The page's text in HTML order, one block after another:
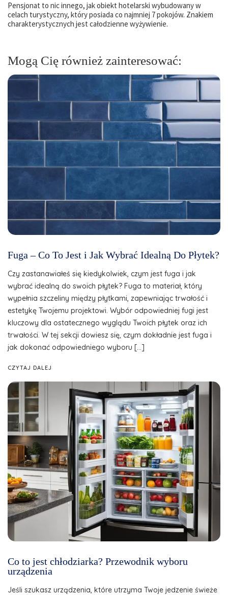
Pensjonat to nic innego, jak obiekt hotelarski wybudowany w
celach turystyczny, który posiada co najmniej 7 pokojów. Znakiem
charakterystycznych jest całodzienne wyżywienie.
Mogą Cię również zainteresować:
Fuga – Co To Jest i Jak Wybrać Idealną Do Płytek?
Czy zastanawiałeś się kiedykolwiek, czym jest fuga i jak
wybrać idealną do swoich płytek? Fuga to materiał, który
wypełnia szczeliny między płytkami, zapewniając trwałość i
estetykę Twojemu projektowi. Wybór odpowiedniej fugi jest
kluczowy dla ostatecznego wyglądu Twoich płytek oraz ich
trwałości. W tej sekcji dowiesz się, czym dokładnie jest fuga i
jak dokonać odpowiedniego wyboru […]
CZYTAJ DALEJ
Co to jest chłodziarka? Przewodnik wyboru
urządzenia
Jeśli szukasz urządzenia, które utrzyma Twoje jedzenie świeże